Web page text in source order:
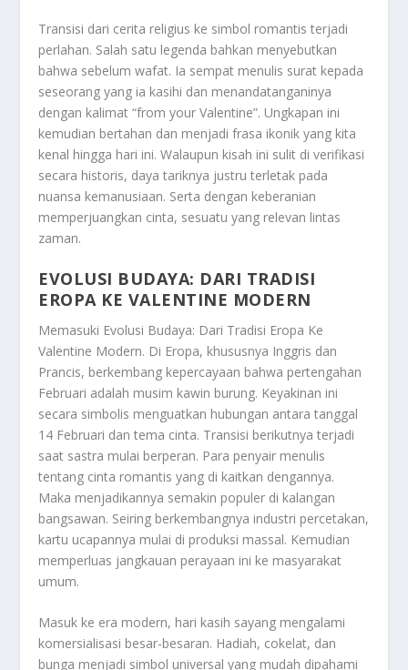
Transisi dari cerita religius ke simbol romantis terjadi
perlahan. Salah satu legenda bahkan menyebutkan
bahwa sebelum wafat. Ia sempat menulis surat kepada
seseorang yang ia kasihi dan menandatanganinya
dengan kalimat “from your Valentine”. Ungkapan ini
kemudian bertahan dan menjadi frasa ikonik yang kita
kenal hingga hari ini. Walaupun kisah ini sulit di verifikasi
secara historis, daya tariknya justru terletak pada
nuansa kemanusiaan. Serta dengan keberanian
memperjuangkan cinta, sesuatu yang relevan lintas
zaman.
EVOLUSI BUDAYA: DARI TRADISI
EROPA KE VALENTINE MODERN
Memasuki Evolusi Budaya: Dari Tradisi Eropa Ke
Valentine Modern. Di Eropa, khususnya Inggris dan
Prancis, berkembang kepercayaan bahwa pertengahan
Februari adalah musim kawin burung. Keyakinan ini
secara simbolis menguatkan hubungan antara tanggal
14 Februari dan tema cinta. Transisi berikutnya terjadi
saat sastra mulai berperan. Para penyair menulis
tentang cinta romantis yang di kaitkan dengannya.
Maka menjadikannya semakin populer di kalangan
bangsawan. Seiring berkembangnya industri percetakan,
kartu ucapannya mulai di produksi massal. Kemudian
memperluas jangkauan perayaan ini ke masyarakat
umum.
Masuk ke era modern, hari kasih sayang mengalami
komersialisasi besar-besaran. Hadiah, cokelat, dan
bunga menjadi simbol universal yang mudah dipahami